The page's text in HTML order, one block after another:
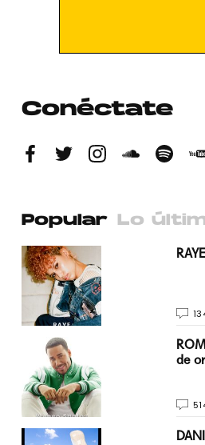
Conéctate
Popular Lo
de